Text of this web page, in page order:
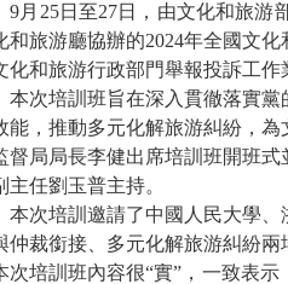
25日至27日，由文化和旅游部
和旅游廳協辦的2024年全國文
化和旅游行政部門舉報投訴工作
培訓班旨在深入貫徹落實黨
能，推動多元化解旅游糾紛，
督局局長李健出席培訓班開班
主任劉玉普主持。
培訓邀請了中國人民大學、
仲裁銜接、多元化解旅游糾紛
次培訓班內容很“實”，一致表